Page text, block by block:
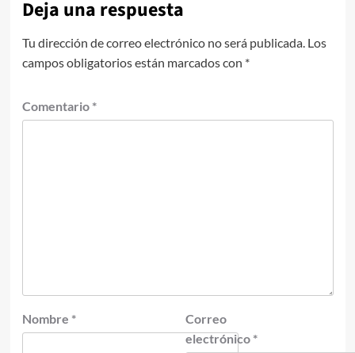
Deja una respuesta
Tu dirección de correo electrónico no será publicada. Los
campos obligatorios están marcados con *
Comentario *
Nombre *
Correo
electrónico *